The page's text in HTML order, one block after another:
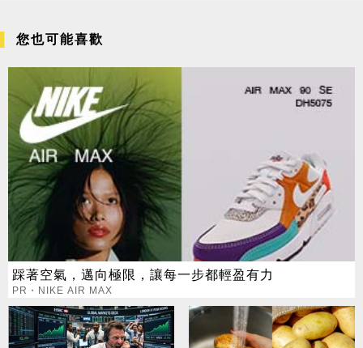
您也可能喜歡
踩著空氣，邁向極限，讓每一步都輕盈有力
PR・NIKE AIR MAX